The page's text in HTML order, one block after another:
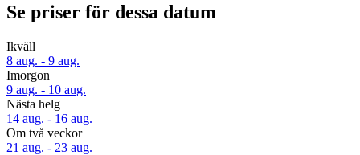
Se priser för dessa datum
Ikväll
8 aug. - 9 aug.
Imorgon
9 aug. - 10 aug.
Nästa helg
14 aug. - 16 aug.
Om två veckor
21 aug. - 23 aug.